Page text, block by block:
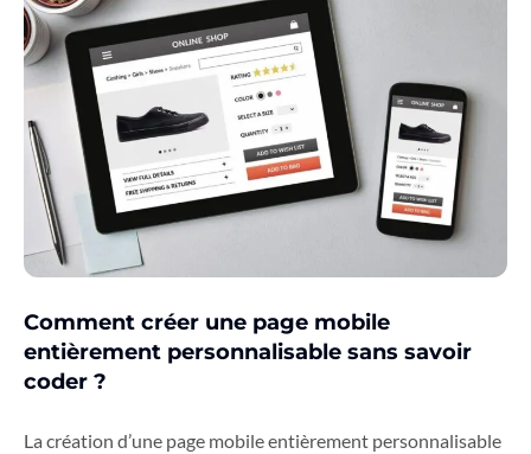
Comment créer une page mobile
entièrement personnalisable sans savoir
coder ?
La création d’une page mobile entièrement personnalisable